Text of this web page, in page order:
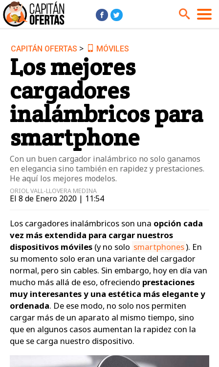
Audio y Música
Cámaras
Cine y Series
Coches
Deportes
Financiero
Hogar
Hoteles
Jardín
Juguetes
Libros
Moda él
Móviles
Niños
Ordenadores
Tecnología
Videojuegos
Zapatos
CAPITÁN OFERTAS > MÓVILES
Los mejores
cargadores
inalámbricos para
smartphone
Con un buen cargador inalámbrico no solo ganamos
en elegancia sino también en rapidez y prestaciones.
He aquí los mejores modelos.
ORIOL VALL-LLOVERA MEDINA
El 8 de Enero 2020 | 11:54
Los cargadores inalámbricos son una opción cada
vez más extendida para cargar nuestros
dispositivos móviles (y no solo smartphones). En
su momento solo eran una variante del cargador
normal, pero sin cables. Sin embargo, hoy en día van
mucho más allá de eso, ofreciendo prestaciones
muy interesantes y una estética más elegante y
ordenada. De ese modo, no solo nos permiten
cargar más de un aparato al mismo tiempo, sino
que en algunos casos aumentan la rapidez con la
que se carga nuestro dispositivo.